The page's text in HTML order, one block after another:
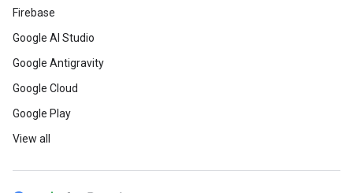
Firebase
Google AI Studio
Google Antigravity
Google Cloud
Google Play
View all